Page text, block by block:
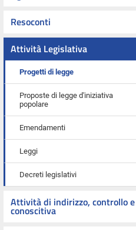
Resoconti
Attività Legislativa
Progetti di legge
Proposte di legge d'iniziativa
popolare
Emendamenti
Leggi
Decreti legislativi
Attività di indirizzo, controllo e
conoscitiva